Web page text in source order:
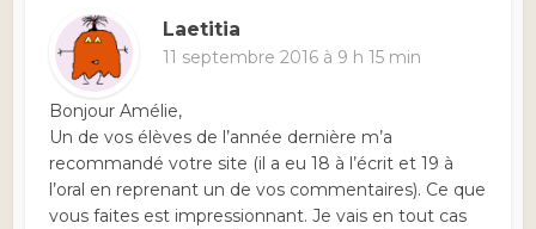
Laetitia
11 septembre 2016 à 9 h 15 min
Bonjour Amélie,
Un de vos élèves de l’année dernière m’a
recommandé votre site (il a eu 18 à l’écrit et 19 à
l’oral en reprenant un de vos commentaires). Ce que
vous faites est impressionnant. Je vais en tout cas